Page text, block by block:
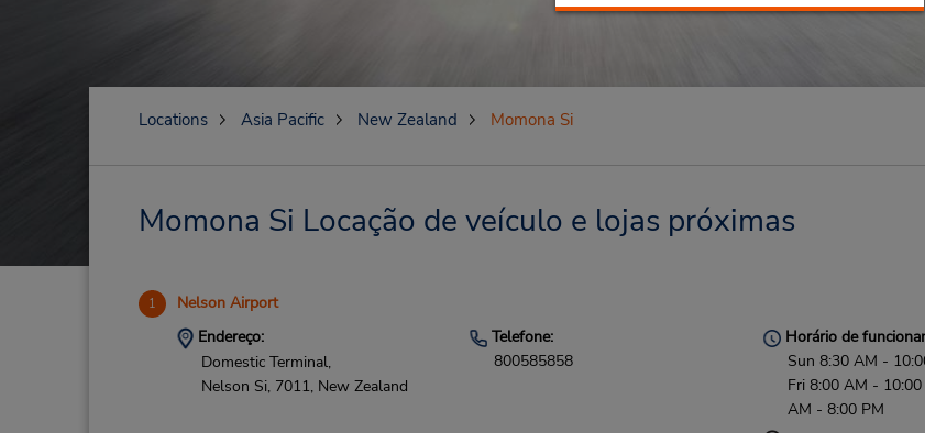
Locations Asia Pacific New Zealand Momona Si
Momona Si Locação de veículo e lojas próximas
1 Nelson Airport
Endereço:
Domestic Terminal,
Nelson Si, 7011, New Zealand
Telefone:
800585858
Horário de
Sun 8:30 AM -
Fri 8:00 AM -
AM - 8:00 PM